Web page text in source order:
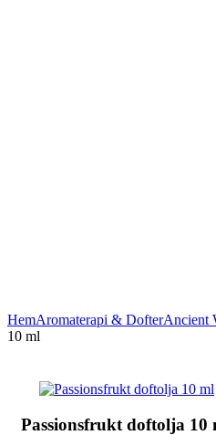
HemAromaterapi & DofterAncient
10 ml
Passionsfrukt doftolja 10